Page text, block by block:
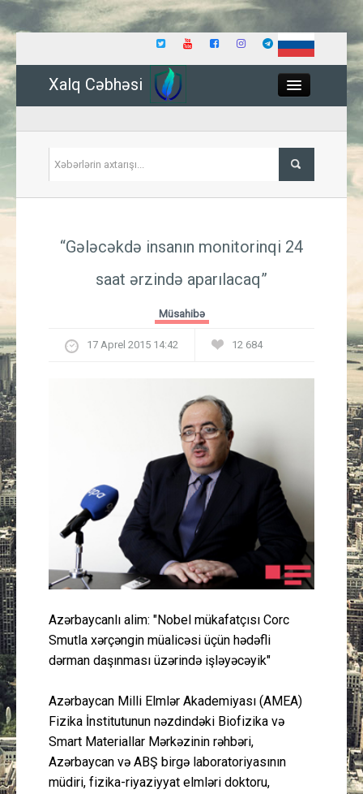
Xalq Cəbhəsi
İqtisadiyyat
Güney Azərbaycan
Mədəniyyət
Müsahibə
Gündəm
Əlaqə
“Gələcəkdə insanın monitorinqi 24
saat ərzində aparılacaq”
Müsahibə
17 Aprel 2015 14:42 12 684
Azərbaycanlı alim: "Nobel mükafatçısı Corc
Smutla xərçəngin müalicəsi üçün hədəfli
dərman daşınması üzərində işləyəcəyik"
Azərbaycan Milli Elmlər Akademiyası (AMEA)
Fizika İnstitutunun nəzdindəki Biofizika və
Smart Materiallar Mərkəzinin rəhbəri,
Azərbaycan və ABŞ birgə laboratoriyasının
müdiri, fizika-riyaziyyat elmləri doktoru,